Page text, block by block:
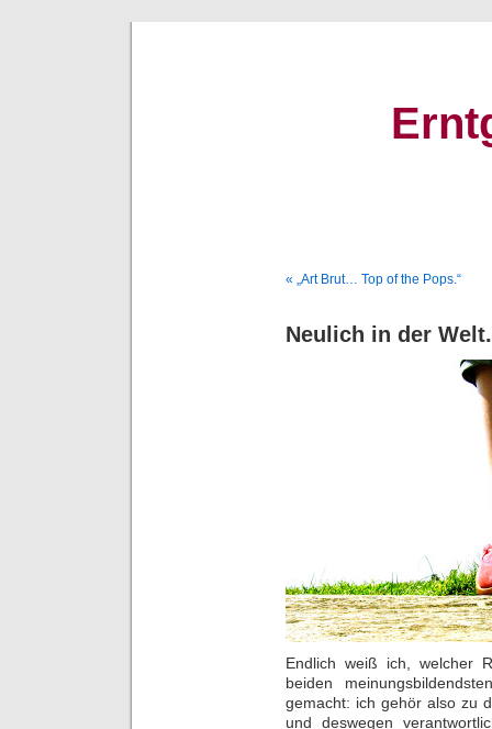
« „Art Brut… Top of the Pops.“
Neulich in der Welt.
Endlich weiß ich, welcher
beiden
gemacht: ich gehör also zu
und deswegen